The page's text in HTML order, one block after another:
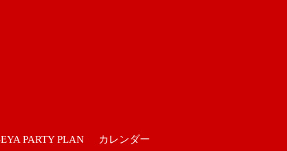
PARTY PLAN
カレンダー